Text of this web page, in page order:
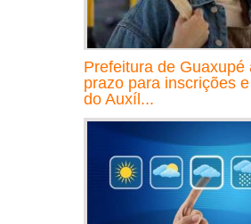
Prefeitura de Guaxupé
prazo para inscrições
do Auxíl...